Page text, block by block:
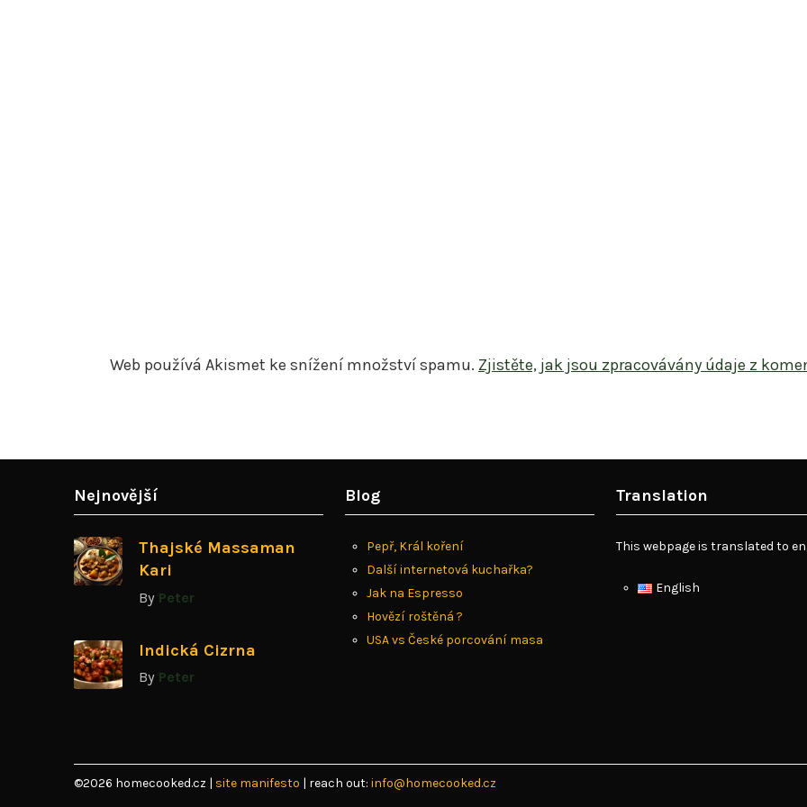
Web používá Akismet ke snížení množství spamu. Zjistěte, jak jsou zpracovávány údaje z
Nejnovější
Thajské Massaman
Kari
By Peter
Indická Cizrna
By Peter
Blog
Pepř, Král koření
Další internetová kuchařka?
Jak na Espresso
Hovězí roštěná ?
USA vs České porcování masa
Translation
This webpage is translated to
English
©2026 homecooked.cz | site manifesto | reach out: info@homecooked.cz